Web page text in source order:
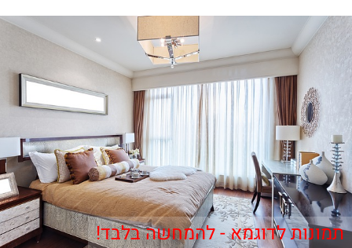
תמונות לדוגמא - להמחשה בלבד!